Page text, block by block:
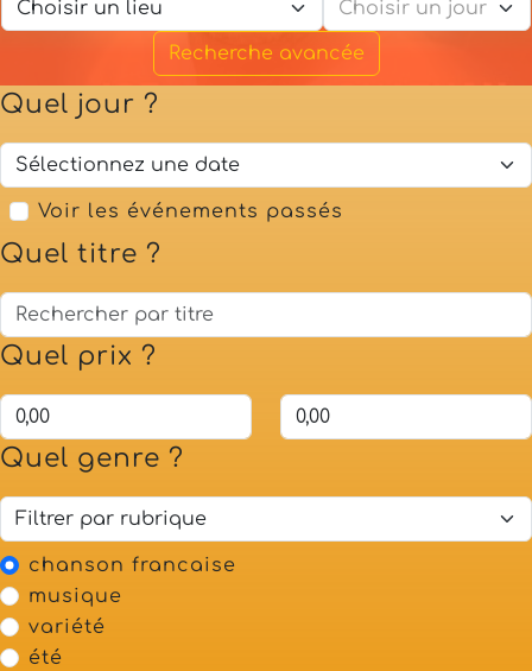
Recherche avancée
Quel jour ?
Voir les événements passés
Quel titre ?
Quel prix ?
Quel genre ?
chanson francaise
musique
variété
été